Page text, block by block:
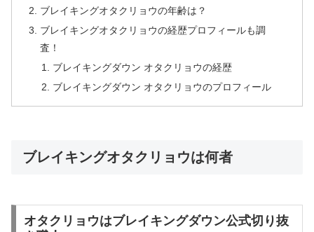
ブレイキングオタクリョウの年齢は？
ブレイキングオタクリョウの経歴プロフィールも調
査！
ブレイキングダウン オタクリョウの経歴
ブレイキングダウン オタクリョウのプロフィール
ブレイキングオタクリョウは何者
オタクリョウはブレイキングダウン公式切り抜